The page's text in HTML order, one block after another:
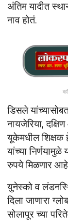
अंतिम यादीत
नाव होतं.
डिसले
नायजेरिया,
यूकेमधील शिक्षक
यांच्या
रुपये मिळणार
युनेस्को व
दिला जाणारा
सोलापूर च्या